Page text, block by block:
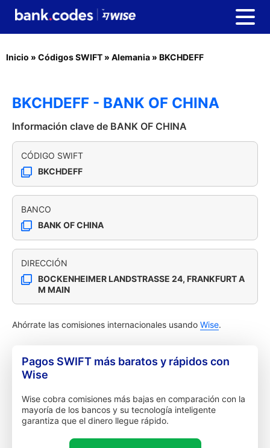
Inicio » Códigos SWIFT » Alemania » BKCHDEFF
BKCHDEFF - BANK OF CHINA
Información clave de BANK OF CHINA
CÓDIGO SWIFT
BKCHDEFF
BANCO
BANK OF CHINA
DIRECCIÓN
BOCKENHEIMER LANDSTRASSE 24, FRANKFURT A
M MAIN
Ahórrate las comisiones internacionales usando Wise.
Pagos SWIFT más baratos y rápidos con
Wise
Wise cobra comisiones más bajas en comparación con la
mayoría de los bancos y su tecnología inteligente
garantiza que el dinero llegue rápido.